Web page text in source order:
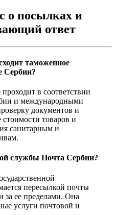
о посылках и
ответ
таможенное
Сербии?
в соответствии
и международными
документов и
товаров и
санитарным и
службы Почта Сербии?
пересылкой почты
за ее пределами. Она
услуги почтовой и